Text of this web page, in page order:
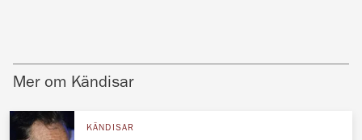
Mer om Kändisar
KÄNDISAR